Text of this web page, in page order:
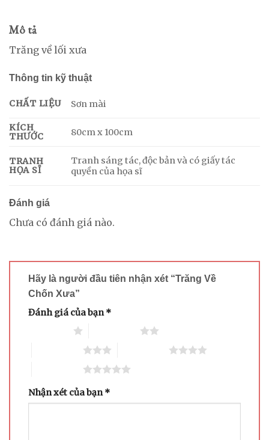
Mô tả
Trăng về lối xưa
Thông tin kỹ thuật
CHẤT LIỆU Sơn mài
KÍCH
THƯỚC
80cm x 100cm
TRANH
HỌA SĨ
Tranh sáng tác, độc bản và có giấy tác
quyền của họa sĩ
Đánh giá
Chưa có đánh giá nào.
Hãy là người đầu tiên nhận xét “Trăng Về
Chốn Xưa”
Đánh giá của bạn*
Nhận xét của bạn*